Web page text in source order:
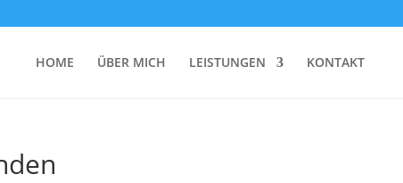
HOME ÜBER MICH LEISTUNGEN KONTAKT